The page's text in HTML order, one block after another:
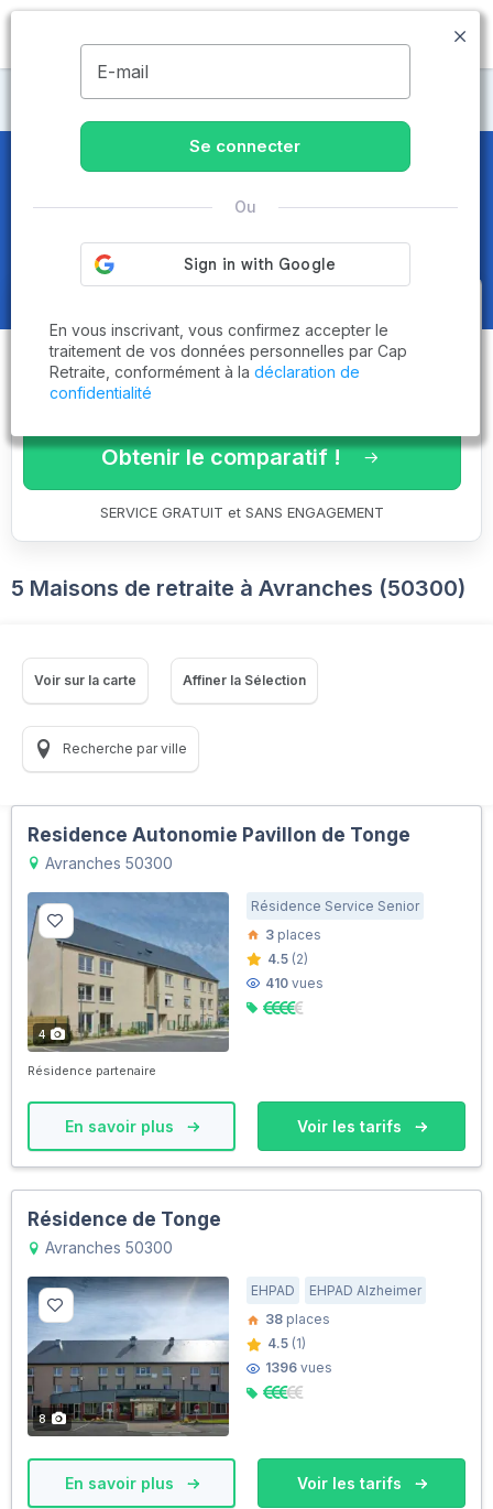
MENU
Maisons de retraite Manche
Maisons de retraite et EHPAD
Avranches (50300)
Obtenez le
comparatif des
établissementsadaptés à vos
critères en 3 minutes !
Obtenir le comparatif !
SERVICE GRATUIT et SANS ENGAGEMENT
5 Maisons de retraite à Avranches (50300)
Voir sur la carte Affiner la Sélection
Recherche par ville
Residence Autonomie Pavillon de Tonge
Avranches 50300
4
Résidence Service Senior
3 places
4.5 (2)
410 vues
Résidence partenaire
En savoir plus Voir les tarifs
Résidence de Tonge
Avranches 50300
8
EHPAD
EHPAD Alzheimer
38 places
4.5 (1)
1396 vues
En savoir plus Voir les tarifs
E-mail
Se connecter
Ou
En vous inscrivant, vous confirmez accepter le
traitement de vos données personnelles par Cap
Retraite, conformément à la déclaration de
confidentialité